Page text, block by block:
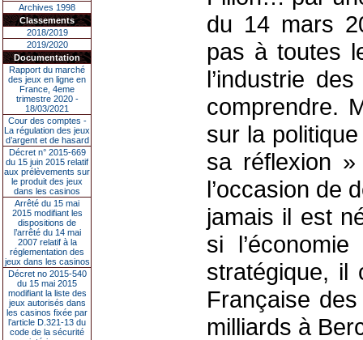
Archives 1998
Classements
2018/2019
2019/2020
Documentation
Rapport du marché
des jeux en ligne en
France, 4eme
trimestre 2020 -
18/03/2021
Cour des comptes -
La régulation des jeux
d’argent et de hasard
Décret n° 2015-669
du 15 juin 2015 relatif
aux prélèvements sur
le produit des jeux
dans les casinos
Arrêté du 15 mai
2015 modifiant les
dispositions de
l’arrêté du 14 mai
2007 relatif à la
réglementation des
jeux dans les casinos
Décret no 2015-540
du 15 mai 2015
modifiant la liste des
jeux autorisés dans
les casinos fixée par
l’article D.321-13 du
code de la sécurité
du 14 mars
pas à toutes
l’industrie
comprendre.
sur la
sa réflexion
l’occasion de
jamais il est
si
stratégique, il
Française
milliards à